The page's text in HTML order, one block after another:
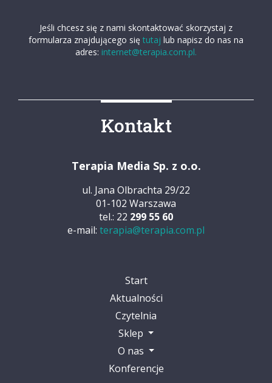
Jeśli chcesz się z nami skontaktować skorzystaj z
formularza znajdującego się tutaj lub napisz do nas na
adres: internet@terapia.com.pl.
Kontakt
Terapia Media Sp. z o.o.
ul. Jana Olbrachta 29/22
01-102 Warszawa
tel.: 22 299 55 60
e-mail: terapia@terapia.com.pl
Start
Aktualności
Czytelnia
Sklep
O nas
Konferencje